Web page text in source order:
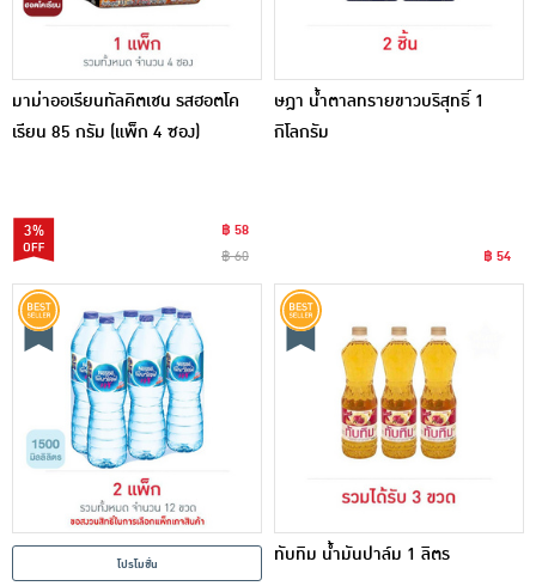
มาม่าออเรียนทัลคิตเชน รสฮอตโค
เรียน 85 กรัม (แพ็ก 4 ซอง)
3%
฿ 58
฿ 60
ษฎา น้ำตาลทรายขาวบริสุทธิ์ 1
กิโลกรัม
฿ 54
โปรโมชั่น ทับทิม น้ำมันปาล์ม 1 ลิตร